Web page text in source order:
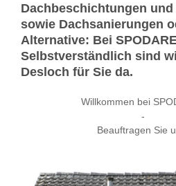
Dachbeschichtungen
sowie Dachsanierungen
Alternative: Bei
Selbstverständlich sind
Desloch für Sie da.
Willkommen bei
-
Beauftragen Sie